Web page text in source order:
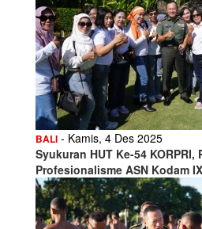
BALI - Kamis, 4 Des 2025
Syukuran HUT Ke-54 KORPRI,
Profesionalisme ASN Kodam